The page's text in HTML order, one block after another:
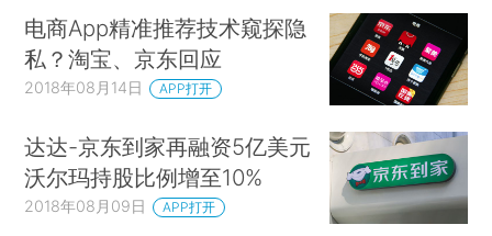
电商App精准推荐技术窥探隐
私？淘宝、京东回应
2018年08月14日 APP打开
达达-京东到家再融资5亿美元
沃尔玛持股比例增至10%
2018年08月09日 APP打开